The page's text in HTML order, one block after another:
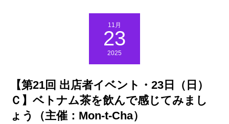
11月
23
2025
【第21回 出店者イベント・23日（日）
Ｃ】ベトナム茶を飲んで感じてみまし
ょう（主催：Mon-t-Cha）